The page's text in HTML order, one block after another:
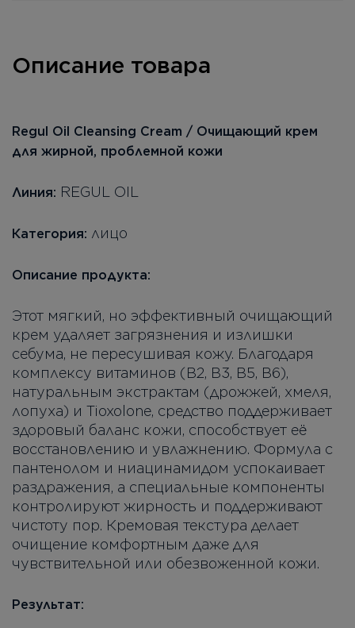
Описание товара
Regul Oil Cleansing Cream / Очищающий крем
для жирной, проблемной кожи
Линия: REGUL OIL
Категория: лицо
Описание продукта:
Этот мягкий, но эффективный очищающий
крем удаляет загрязнения и излишки
себума, не пересушивая кожу. Благодаря
комплексу витаминов (B2, B3, B5, B6),
натуральным экстрактам (дрожжей, хмеля,
лопуха) и Tioxolone, средство поддерживает
здоровый баланс кожи, способствует её
восстановлению и увлажнению. Формула с
пантенолом и ниацинамидом успокаивает
раздражения, а специальные компоненты
контролируют жирность и поддерживают
чистоту пор. Кремовая текстура делает
очищение комфортным даже для
чувствительной или обезвоженной кожи.
Результат: